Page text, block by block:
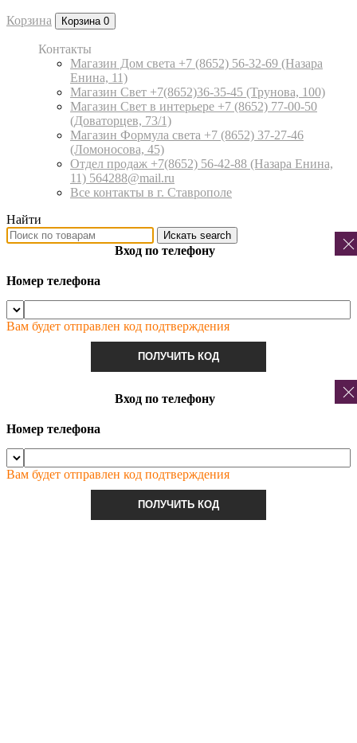
Корзина Корзина 0
Контакты
Магазин Дом света +7 (8652) 56-32-69 (Назара
Енина, 11)
Магазин Свет +7(8652)36-35-45 (Трунова, 100)
Магазин Свет в интерьере +7 (8652) 77-00-50
(Доваторцев, 73/1)
Магазин Формула света +7 (8652) 37-27-46
(Ломоносова, 45)
Отдел продаж +7(8652) 56-42-88 (Назара Енина,
11) 564288@mail.ru
Все контакты в г. Ставрополе
Найти
Искать search
Вход по телефону
Номер телефона
Вам будет отправлен код подтверждения
ПОЛУЧИТЬ КОД
Вход по телефону
Номер телефона
Вам будет отправлен код подтверждения
ПОЛУЧИТЬ КОД